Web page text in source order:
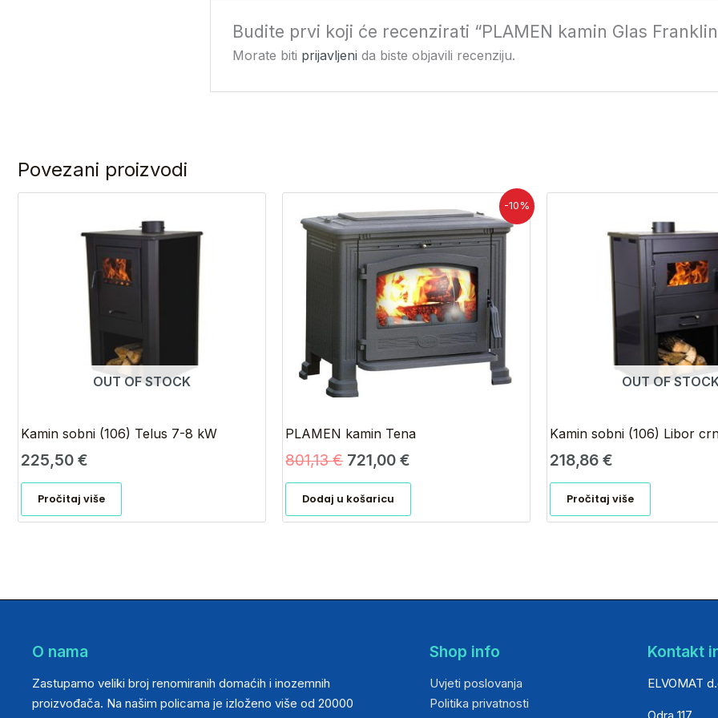
Budite prvi koji će recenzirati “PLAMEN kamin Glas
Morate biti prijavljeni da biste objavili recenziju.
Povezani proizvodi
OUT OF STOCK
Kamin sobni (106) Telus 7-8 kW
225,50€
Pročitaj više
-10%
PLAMEN kamin Tena
801,13€
cijena
bila
je:
801,13 €.
721,00€
cijena
je:
721,00 €.
Dodaj u košaricu
OUT OF
Kamin sobni (106) Libor
218,86€
Pročitaj više
O nama
Zastupamo veliki broj renomiranih domaćih i inozemnih
proizvođača. Na našim policama je izloženo više od 20000
Shop info
Uvjeti poslovanja
Politika privatnosti
Kontakt
ELVOMAT